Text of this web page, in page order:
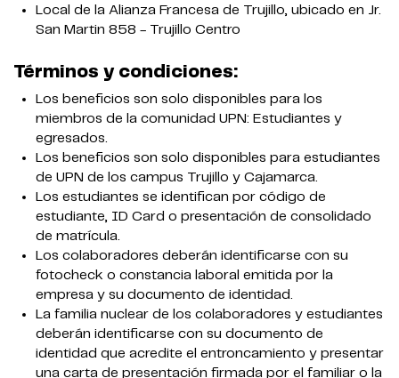
Local de la Alianza Francesa de Trujillo, ubicado en Jr.
San Martin 858 - Trujillo Centro
Términos y condiciones:
Los beneficios son solo disponibles para los
miembros de la comunidad UPN: Estudiantes y
egresados.
Los beneficios son solo disponibles para estudiantes
de UPN de los campus Trujillo y Cajamarca.
Los estudiantes se identifican por código de
estudiante, ID Card o presentación de consolidado
de matrícula.
Los colaboradores deberán identificarse con su
fotocheck o constancia laboral emitida por la
empresa y su documento de identidad.
La familia nuclear de los colaboradores y estudiantes
deberán identificarse con su documento de
identidad que acredite el entroncamiento y presentar
una carta de presentación firmada por el familiar o la